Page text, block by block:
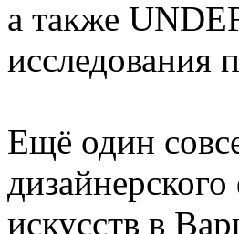
а также
исследования
Ещё один
искусств в